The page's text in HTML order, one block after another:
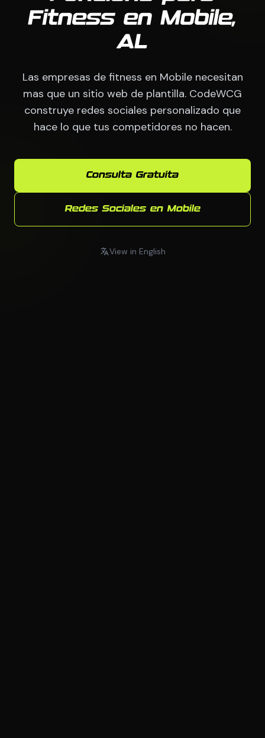
Fitness en Mobile,
AL
Las empresas de fitness en Mobile necesitan
mas que un sitio web de plantilla. CodeWCG
construye redes sociales personalizado que
hace lo que tus competidores no hacen.
Consulta Gratuita
Redes Sociales en Mobile
View in English